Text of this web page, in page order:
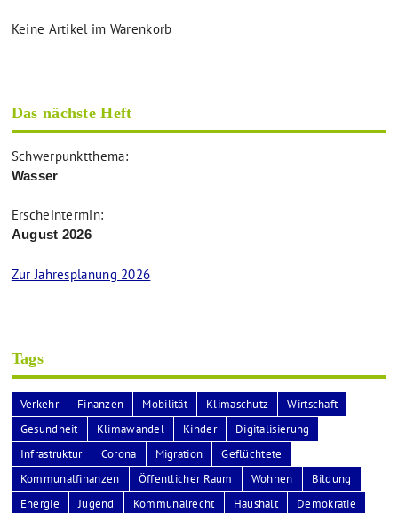
Keine Artikel im Warenkorb
Das nächste Heft
Schwerpunktthema:
Wasser
Erscheintermin:
August 2026
Zur Jahresplanung 2026
Tags
Verkehr Finanzen Mobilität Klimaschutz
Wirtschaft
Gesundheit
Klimawandel Kinder
Digitalisierung
Infrastruktur
Corona Migration
Geflüchtete
Kommunalfinanzen
Öffentlicher Raum Wohnen
Bildung
Energie
Jugend Kommunalrecht Haushalt
Demokratie